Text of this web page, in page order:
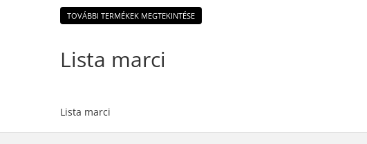
TOVÁBBI TERMÉKEK MEGTEKINTÉSE
Lista marci
Lista marci